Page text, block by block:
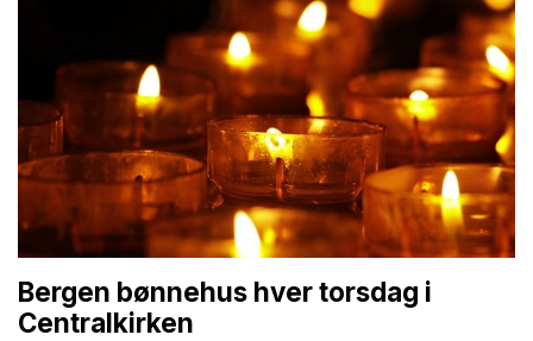
Bergen bønnehus hver torsdag i
Centralkirken